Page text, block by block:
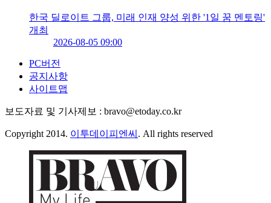
한국 딜로이트 그룹, 미래 인재 양성 위한 '1일 꿈 멘토링'
개최
2026-08-05 09:00
PC버전
공지사항
사이트맵
보도자료 및 기사제보 : bravo@etoday.co.kr
Copyright 2014. 이투데이피엔씨 . All rights reserved